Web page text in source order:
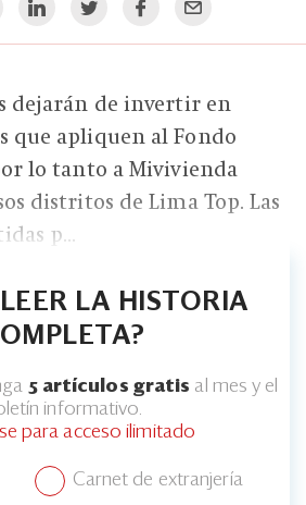
dejarán de invertir en
que apliquen al Fondo
lo tanto a Mivivienda
distritos de Lima Top. Las
p...
LA HISTORIA
5 artículos gratis al mes y el
informativo.
para acceso ilimitado
Carnet de extranjería